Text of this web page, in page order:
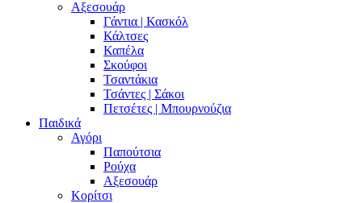
Αξεσουάρ
Γάντια | Κασκόλ
Κάλτσες
Καπέλα
Σκούφοι
Τσαντάκια
Τσάντες | Σάκοι
Πετσέτες | Μπουρνούζια
Παιδικά
Αγόρι
Παπούτσια
Ρούχα
Αξεσουάρ
Κορίτσι